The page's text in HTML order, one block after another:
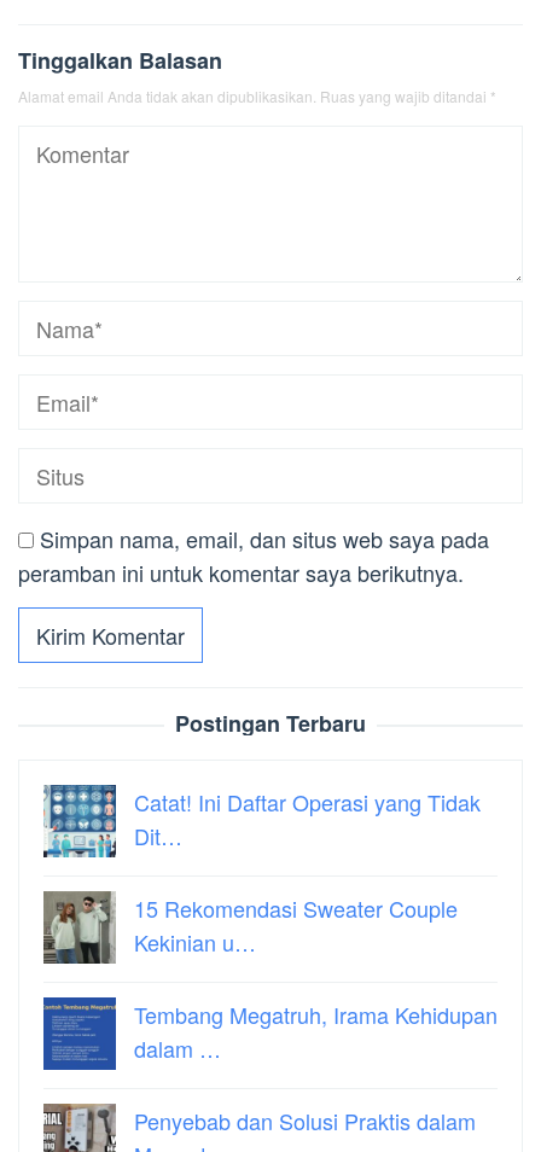
Tinggalkan Balasan
Alamat email Anda tidak akan dipublikasikan. Ruas yang wajib ditandai *
Simpan nama, email, dan situs web saya pada
peramban ini untuk komentar saya berikutnya.
Postingan Terbaru
Catat! Ini Daftar Operasi yang Tidak
Dit…
15 Rekomendasi Sweater Couple
Kekinian u…
Tembang Megatruh, Irama Kehidupan
dalam …
Penyebab dan Solusi Praktis dalam